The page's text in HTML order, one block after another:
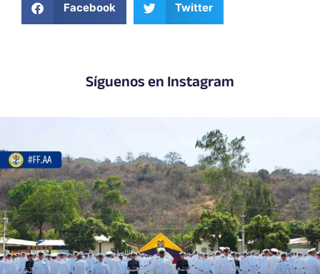
Facebook Twitter
Síguenos en Instagram